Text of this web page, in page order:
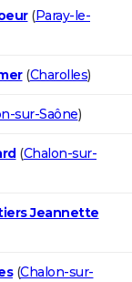
(Paray-le-
(Charolles)
sur-Saône)
(Chalon-sur-
Jeannette
(Chalon-sur-